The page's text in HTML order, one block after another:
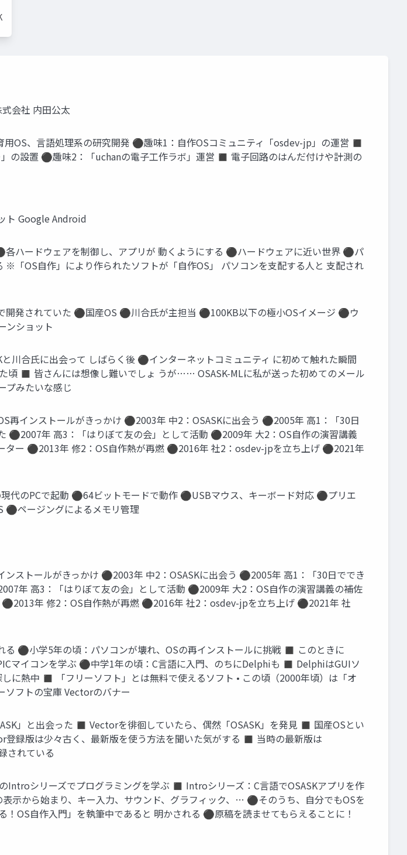
会社 内田公太
OS、言語処理系の研究開発 ⚫趣味1：自作OSコミュニティ「osdev-jp」の運営 ◼
の設置 ⚫趣味2：「uchanの電子工作ラボ」運営 ◼ 電子回路のはんだ付けや計測の
ト Google Android
ハードウェアを制御し、アプリが 動くようにする ⚫ハードウェアに近い世界 ⚫パ
「OS自作」により作られたソフトが「自作OS」 パソコンを支配する人と 支配され
発されていた ⚫国産OS ⚫川合氏が主担当 ⚫100KB以下の極小OSイメージ ⚫ウ
ンショット
川合氏に出会って しばらく後 ⚫インターネットコミュニティ に初めて触れた瞬間
頃 ◼ 皆さんには想像し難いでしょ うが…… OSASK-MLに私が送った初めてのメール
プみたいな感じ
インストールがきっかけ ⚫2003年 中2：OSASKに出会う ⚫2005年 高1：「30日
年 高3：「はりぼて友の会」として活動 ⚫2009年 大2：OS自作の演習講義
ー ⚫2013年 修2：OS自作熱が再燃 ⚫2016年 社2：osdev-jpを立ち上げ ⚫2021年
代のPCで起動 ⚫64ビットモードで動作 ⚫USBマウス、キーボード対応 ⚫プリエ
⚫ページングによるメモリ管理
ストールがきっかけ ⚫2003年 中2：OSASKに出会う ⚫2005年 高1：「30日ででき
年 高3：「はりぼて友の会」として活動 ⚫2009年 大2：OS自作の演習講義の補佐
年 修2：OS自作熱が再燃 ⚫2016年 社2：osdev-jpを立ち上げ ⚫2021年 社
る ⚫小学5年の頃：パソコンが壊れ、OSの再インストールに挑戦 ◼ このときに
マイコンを学ぶ ⚫中学1年の頃：C言語に入門、のちにDelphiも ◼ DelphiはGUIソ
に熱中 ◼ 「フリーソフト」とは無料で使えるソフト • この頃（2000年頃）は「オ
フトの宝庫 Vectorのバナー
」と出会った ◼ Vectorを徘徊していたら、偶然「OSASK」を発見 ◼ 国産OSとい
録版は少々古く、最新版を使う方法を聞いた気がする ◼ 当時の最新版は
されている
Introシリーズでプログラミングを学ぶ ◼ Introシリーズ：C言語でOSASKアプリを作
から始まり、キー入力、サウンド、グラフィック、… ⚫そのうち、自分でもOSを
OS自作入門」を執筆中であると 明かされる ⚫原稿を読ませてもらえることに！